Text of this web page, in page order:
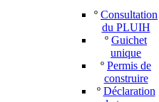
º Consultation
du PLUIH
º Guichet
unique
º Permis de
construire
º Déclaration